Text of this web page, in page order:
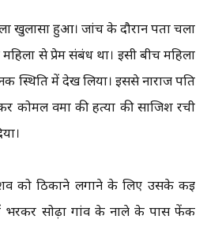
खुलासा हुआ। जांच के दौरान पता चला
से प्रेम संबंध था। इसी बीच महिला
स्थिति में देख लिया। इससे नाराज पति
कोमल वर्मा की हत्या की साजिश रची
को ठिकाने लगाने के लिए उसके कई
भरकर सोढ़ा गांव के नाले के पास फेंक